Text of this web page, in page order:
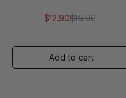
$12.90Обычная
Цена
$15.90